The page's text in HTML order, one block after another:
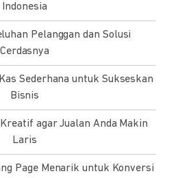
Indonesia
Pelanggan dan Solusi
Cerdasnya
Sederhana untuk Sukseskan
Bisnis
agar Jualan Anda Makin
Laris
Page Menarik untuk Konversi